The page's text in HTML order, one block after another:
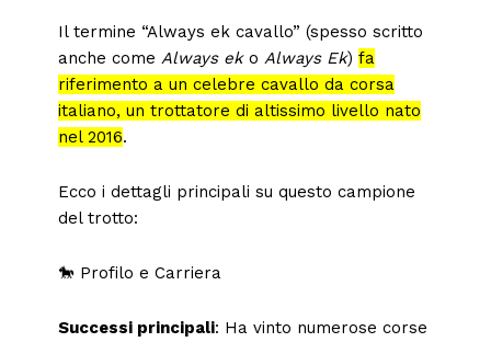
Il termine “Always ek cavallo” (spesso scritto
anche come Always eko Always Ek) fa
riferimento a un celebre cavallo da corsa
italiano, un trottatore di altissimo livello nato
nel 2016.
Ecco i dettagli principali su questo campione
del trotto:
🐎 Profilo e Carriera
Successi principali: Ha vinto numerose corse